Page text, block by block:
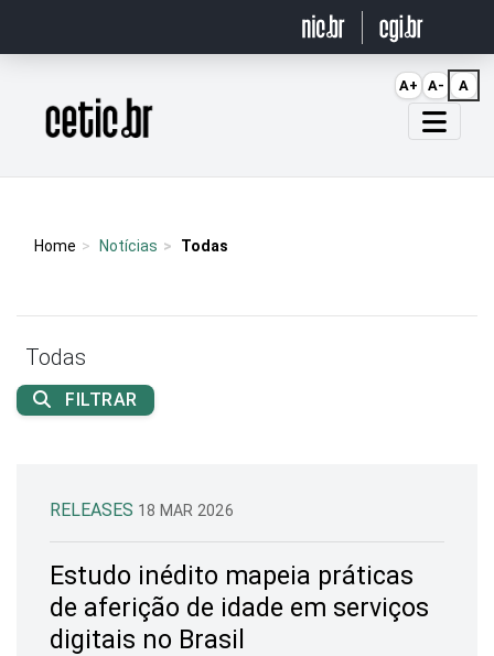
Página inicial
Home Notícias Todas
Todas
FILTRAR
RELEASES 18 MAR 2026
Estudo inédito mapeia práticas
de aferição de idade em serviços
digitais no Brasil
A+ A- A